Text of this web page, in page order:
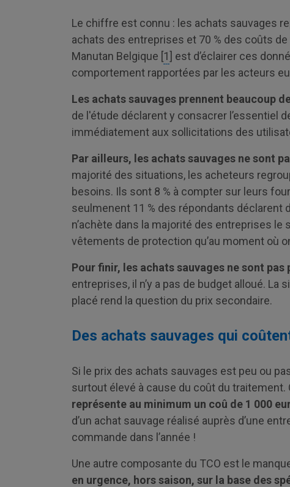
Le chiffre est connu : les achats sauvages
achats des entreprises et 70 % des coûts de
Manutan Belgique [1] est d’éclairer ces
comportement rapportées par les acteurs
Les achats sauvages prennent beaucoup
de l'étude déclarent y consacrer l’essentiel
immédiatement aux sollicitations des
Par ailleurs, les achats sauvages ne sont
majorité des situations, les acheteurs
besoins. Ils sont 8 % à compter sur leurs
seulmenent 11 % des répondants déclarent
n’achète dans la majorité des entreprises le
vêtements de protection qu’au moment où
Pour finir, les achats sauvages ne sont
entreprises, il n’y a pas de budget alloué. La
placé rend la question du prix secondaire.
Des achats sauvages qui
Si le prix des achats sauvages est peu ou
surtout élevé à cause du coût du traitement.
représente au minimum un coû de 1 000
d’un achat sauvage réalisé auprès d’une
commande dans l’année !
Une autre composante du TCO est le
en urgence, hors saison, sur la base des